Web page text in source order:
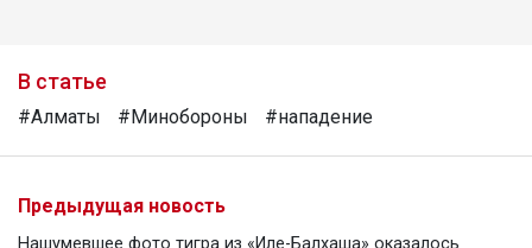
В статье
#Алматы #Минобороны #нападение
Предыдущая новость
Нашумевшее фото тигра из «Иле-Балхаша» оказалось